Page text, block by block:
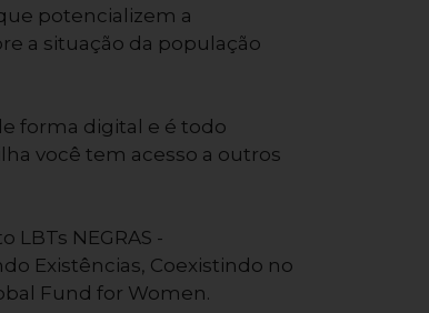
potencializem a
a situação da população
forma digital e é todo
você tem acesso a outros
LBTs NEGRAS -
Existências, Coexistindo no
Fund for Women.